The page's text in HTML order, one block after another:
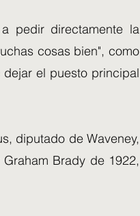
pedir directamente la
cosas bien", como
el puesto principal
diputado de Waveney,
Brady de 1922,